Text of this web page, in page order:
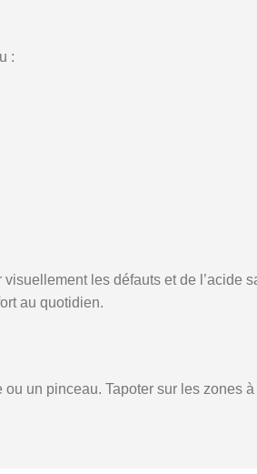
:
les défauts et de l’acide
au quotidien.
un pinceau. Tapoter sur les zones